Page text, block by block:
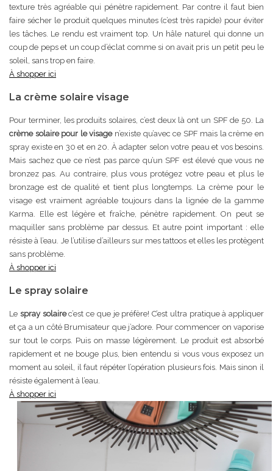
texture très agréable qui pénètre rapidement. Par contre il faut bien
faire sécher le produit quelques minutes (c’est très rapide) pour éviter
les tâches. Le rendu est vraiment top. Un hâle naturel qui donne un
coup de peps et un coup d’éclat comme si on avait pris un petit peu le
soleil, sans trop en faire.
À shopper ici
La crème solaire visage
Pour terminer, les produits solaires, c’est deux là ont un SPF de 50. La
crème solaire pour le visagen’existe qu’avec ce SPF mais la crème en
spray existe en 30 et en 20. À adapter selon votre peau et vos besoins.
Mais sachez que ce n’est pas parce qu’un SPF est élevé que vous ne
bronzez pas. Au contraire, plus vous protégez votre peau et plus le
bronzage est de qualité et tient plus longtemps. La crème pour le
visage est vraiment agréable toujours dans la lignée de la gamme
Karma. Elle est légère et fraîche, pénètre rapidement. On peut se
maquiller sans problème par dessus. Et autre point important : elle
résiste à l’eau. Je l’utilise d’ailleurs sur mes tattoos et elles les protègent
sans problème.
À shopper ici
Le spray solaire
Le spray solairec’est ce que je préfère! C’est ultra pratique à appliquer
et ça a un côté Brumisateur que j’adore. Pour commencer on vaporise
sur tout le corps. Puis on masse légèrement. Le produit est absorbé
rapidement et ne bouge plus, bien entendu si vous vous exposez un
moment au soleil, il faut répéter l’opération plusieurs fois. Mais sinon il
résiste également à l’eau.
À shopper ici